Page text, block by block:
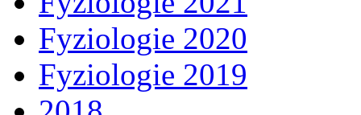
Fyziologie 2020
Fyziologie 2019